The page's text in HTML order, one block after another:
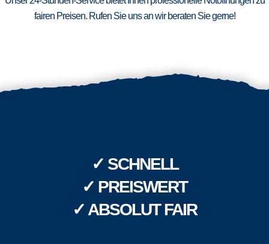
fairen Preisen. Rufen Sie uns an wir beraten Sie gerne!
✓ SCHNELL
✓ PREISWERT
✓ ABSOLUT FAIR